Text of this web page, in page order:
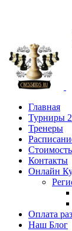
Главная
Турниры
Тренеры
Стоимость
Контакты
Онлайн
Оплата
Наш Блог